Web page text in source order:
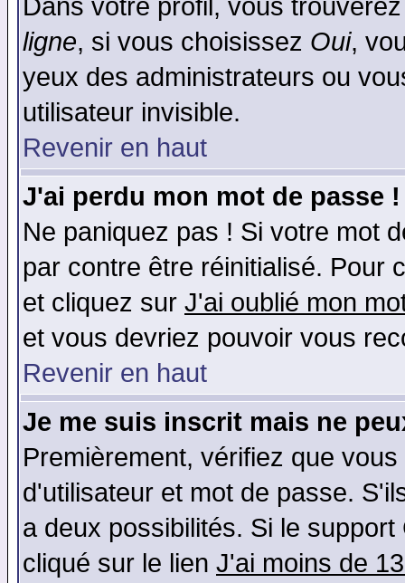
Dans votre profil, vous
ligne, si vous choisissez Oui,
yeux des administrateurs ou
utilisateur invisible.
Revenir en haut
J'ai perdu mon mot de passe !
Ne paniquez pas ! Si votre mot
par contre être réinitialisé. Pour
et cliquez sur J'ai oublié mon
et vous devriez pouvoir vous
Revenir en haut
Je me suis inscrit mais ne
Premièrement, vérifiez que
d'utilisateur et mot de passe.
a deux possibilités. Si le
cliqué sur le lien J'ai moins de